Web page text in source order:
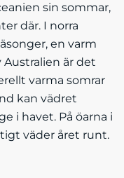
sin sommar,
där. I norra
en varm
Australien är det
varma somrar
kan vädret
i havet. På öarna i
väder året runt.